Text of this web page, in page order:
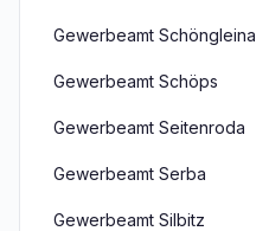
Gewerbeamt Schöngleina
Gewerbeamt Schöps
Gewerbeamt Seitenroda
Gewerbeamt Serba
Gewerbeamt Silbitz